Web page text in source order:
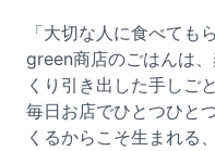
「大切な人に食べても
green商店のごはんは
くり引き出した手しご
毎日お店でひとつひと
くるからこそ生まれる